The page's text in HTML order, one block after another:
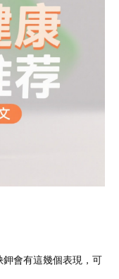
會有這幾個表現，可